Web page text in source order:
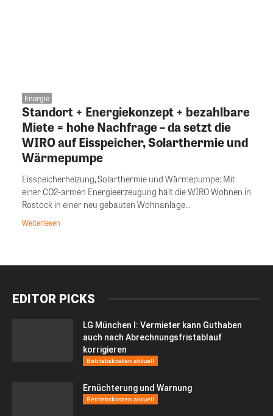
Energie
Standort + Energiekonzept + bezahlbare
Miete = hohe Nachfrage – da setzt die
WIRO auf Eisspeicher, Solarthermie und
Wärmepumpe
Eisspeicherheizung, Solarthermie und Wärmepumpe: Mit
einer CO2-armen Energieerzeugung hält die WIRO Wohnen in
Rostock in einer neu gebauten Wohnanlage...
Weiterlesen
EDITOR PICKS
LG München I: Vermieter kann Guthaben
auch nach Abrechnungsfristablauf
korrigieren
Betriebskosten aktuell
Ernüchterung und Warnung
Betriebskosten aktuell